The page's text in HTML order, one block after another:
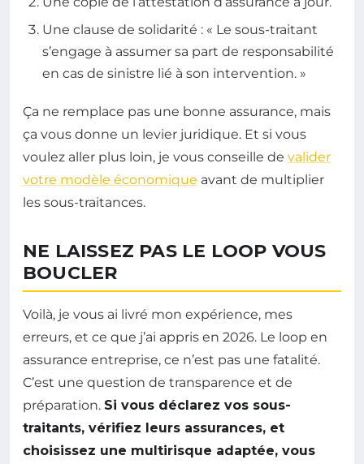
Une clause de solidarité : « Le sous-traitant
s’engage à assumer sa part de responsabilité
en cas de sinistre lié à son intervention. »
Ça ne remplace pas une bonne assurance, mais
ça vous donne un levier juridique. Et si vous
voulez aller plus loin, je vous conseille de valider
votre modèle économique avant de multiplier
les sous-traitances.
NE LAISSEZ PAS LE LOOP VOUS
BOUCLER
Voilà, je vous ai livré mon expérience, mes
erreurs, et ce que j’ai appris en 2026. Le loop en
assurance entreprise, ce n’est pas une fatalité.
C’est une question de transparence et de
préparation. Si vous déclarez vos sous-
traitants, vérifiez leurs assurances, et
choisissez une multirisque adaptée, vous